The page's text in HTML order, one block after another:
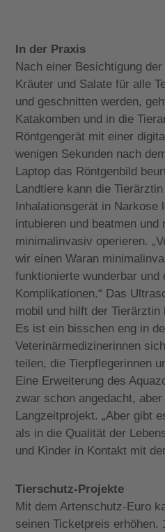
In der Praxis
Nach einer Besichtigung
Kräuter und Salate für alle
und geschnitten werden,
Katakomben und in die
Röntgengerät mit einer
wenigen Sekunden nach
Laptop das Röntgenbild
Landtiere kann die
Inhalationsgerät in Narkose
intubieren und beatmen und
minimalinvasiv operieren.
wir einen Waran
funktionierte wunderbar
Komplikationen.“ Das
mobil und hilft der Tierärztin
Es ist ein bisschen eng in
Veterinärmedizinerinnen
teilen, die Tierpflegerinnen
Eine Erweiterung des
zwar schon angedacht,
Langzeitprojekt. „Aber gibt
als in die Qualität der
und Kinder in Kontakt mit
Tierschutz-Projekte
Mit dem Artenschutz-Euro
seinen Ticketpreis erhöhen.